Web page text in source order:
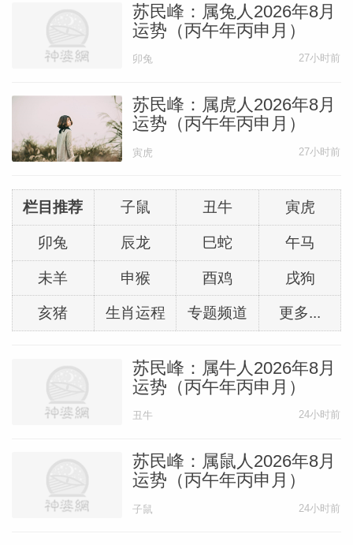
苏民峰：属兔人2026年8月
运势（丙午年丙申月）
卯兔 27小时前
苏民峰：属虎人2026年8月
运势（丙午年丙申月）
寅虎 27小时前
栏目推荐 子鼠 丑牛 寅虎
卯兔 辰龙 巳蛇 午马
未羊 申猴 酉鸡 戌狗
亥猪 生肖运程 专题频道 更多...
苏民峰：属牛人2026年8月
运势（丙午年丙申月）
丑牛 24小时前
苏民峰：属鼠人2026年8月
运势（丙午年丙申月）
子鼠 24小时前